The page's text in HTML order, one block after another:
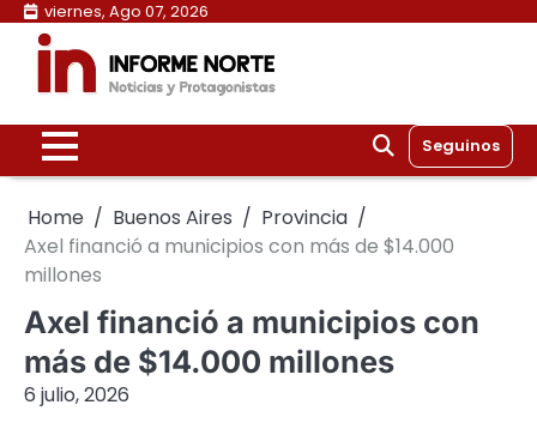
Skip
content
viernes, Ago 07, 2026
Seguinos
Home Buenos Aires
Provincia
Axel financió a municipios con más de $14.000
millones
Axel financió a municipios con
más de $14.000 millones
6 julio, 2026